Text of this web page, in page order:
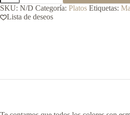
12
cm
cantidad
SKU: N/D Categoría: Platos Etiquetas:
Lista de deseos